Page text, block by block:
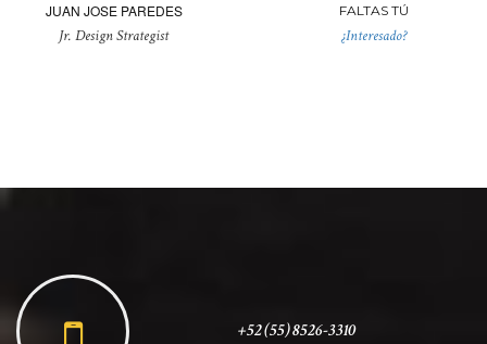
JUAN JOSE PAREDES
Jr. Design Strategist
FALTAS TÚ
¿Interesado?
+52 (55) 8526-3310